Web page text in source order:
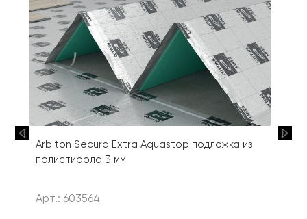
Arbiton Secura Extra Aquastop подложка из
полистирола 3 мм
Арт.: 603564